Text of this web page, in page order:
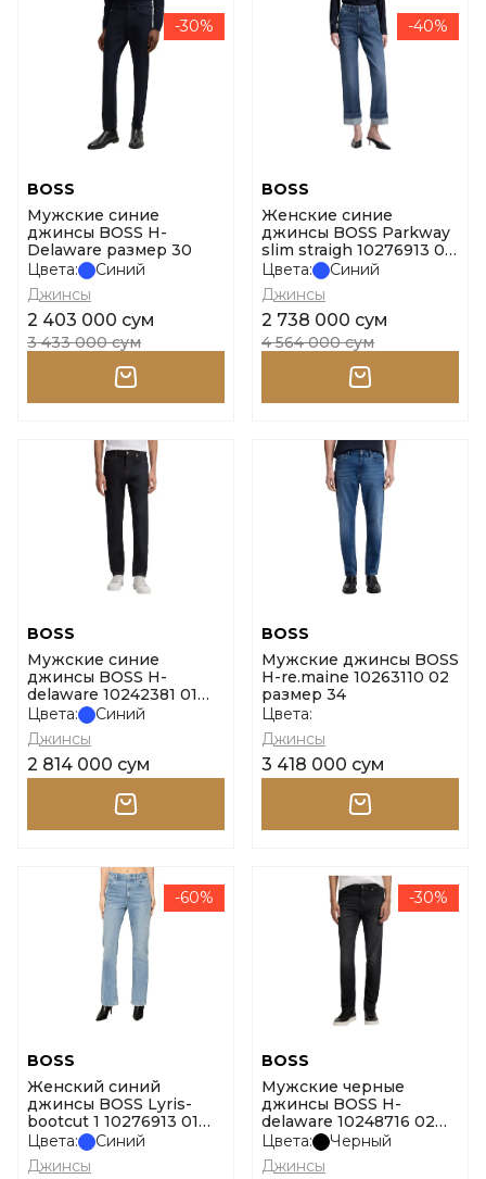
-30%
BOSS
Мужские синие
джинсы BOSS H-
Delaware размер 30
Цвета:
Синий
Джинсы
2 403 000 сум
3 433 000 сум
-40%
BOSS
Женские синие
джинсы BOSS Parkway
slim straigh 10276913 01
размер 26
Цвета:
Синий
Джинсы
2 738 000 сум
4 564 000 сум
BOSS
Мужские синие
джинсы BOSS H-
delaware 10242381 01
размер 34
Цвета:
Синий
Джинсы
2 814 000 сум
BOSS
Мужские джинсы BOSS
H-re.maine 10263110 02
размер 34
Цвета:
Джинсы
3 418 000 сум
-60%
BOSS
Женский синий
джинсы BOSS Lyris-
bootcut 1 10276913 01
размер 29
Цвета:
Синий
Джинсы
-30%
BOSS
Мужские черные
джинсы BOSS H-
delaware 10248716 02
размер 31
Цвета:
Черный
Джинсы